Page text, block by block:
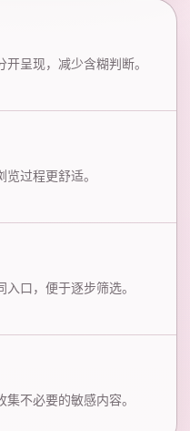
呈现，减少含糊判断。
过程更舒适。
口，便于逐步筛选。
不必要的敏感内容。